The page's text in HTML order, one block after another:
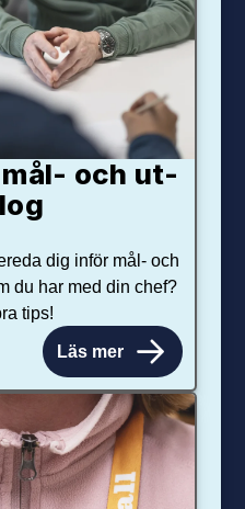
mål- och ut­
dig inför mål- och
du har med din chef?
tips!
Läs mer